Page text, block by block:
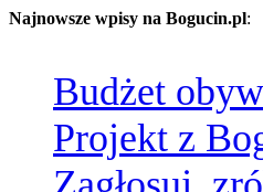
Najnowsze wpisy na Bogucin.pl:
Budżet
Projekt z